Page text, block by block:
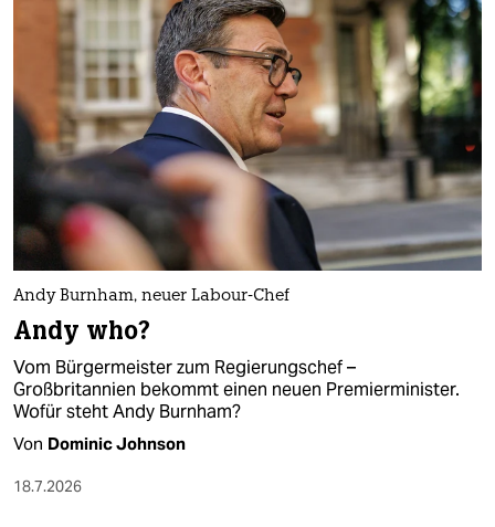
Andy Burnham, neuer Labour-Chef
Andy who?
Vom Bürgermeister zum Regierungschef –
Großbritannien bekommt einen neuen Premierminister.
Wofür steht Andy Burnham?
Von Dominic Johnson
18.7.2026